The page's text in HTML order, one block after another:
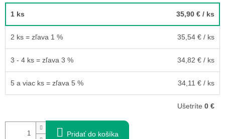
1 ks 35,90 € / ks
2 ks = zľava 1 % 35,54 € / ks
3 - 4 ks = zľava 3 % 34,82 € / ks
5 a viac ks = zľava 5 % 34,11 € / ks
Ušetríte 0 €
Pridať do košíka